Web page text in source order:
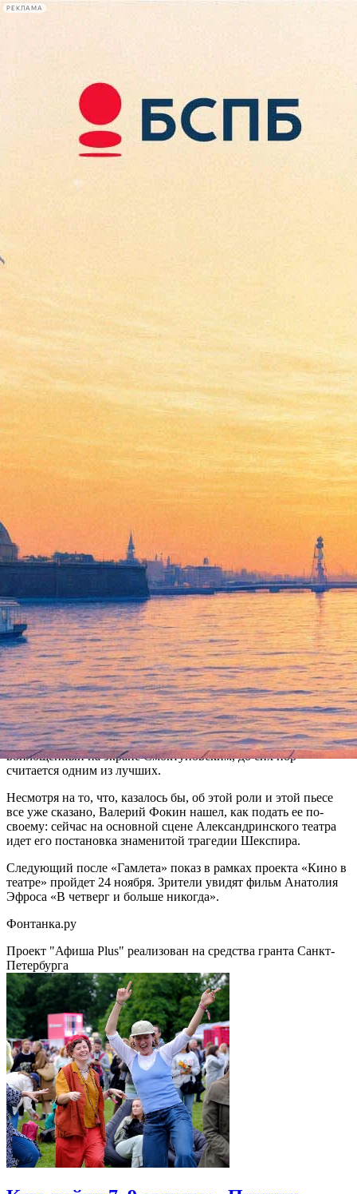
РЕКЛАМА
Сегодня:
2026.08.08
04:46
Афиша Plus
Валерий Фокин представит
«Гамлета» Козинцева на
Новой сцене
Версия для печати
На Новой сцене Александринского театра пройдет показ
фильма Григория Козинцева «Гамлет», снятого в 1964 году.
Сеанс начнется 10 ноября в 19.30. Знаменитую картину,
главную роль в которой исполнил Иннокентий
Смоктуновский, представит художественный руководитель
театра Валерий Фокин.
Фильм в свое время получил множество наград, в том числе
приз Венецианского кинофестиваля «За убежденность,
художественную эффективность, с которыми трактуются и
связываются проблемы сегодняшнего дня с вечными темами
шекспировского гения». Образ принца датского,
воплощенный на экране Смоктуновским, до сих пор
считается одним из лучших.
Несмотря на то, что, казалось бы, об этой роли и этой пьесе
все уже сказано, Валерий Фокин нашел, как подать ее по-
своему: сейчас на основной сцене Александринского театра
идет его постановка знаменитой трагедии Шекспира.
Следующий после «Гамлета» показ в рамках проекта «Кино в
театре» пройдет 24 ноября. Зрители увидят фильм Анатолия
Эфроса «В четверг и больше никогда».
Фонтанка.ру
Проект "Афиша Plus" реализован на средства гранта Санкт-
Петербурга